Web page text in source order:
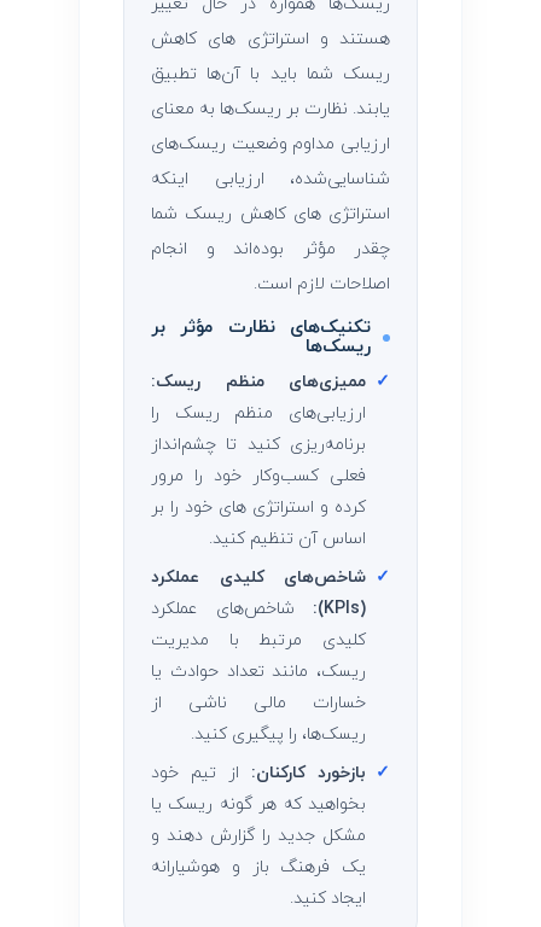
ریسک‌ها همواره در حال تغییر
هستند و استراتژی‌ های کاهش
ریسک شما باید با آن‌ها تطبیق
یابند. نظارت بر ریسک‌ها به معنای
ارزیابی مداوم وضعیت ریسک‌های
شناسایی‌شده، ارزیابی اینکه
استراتژی‌ های کاهش ریسک شما
چقدر مؤثر بوده‌اند و انجام
اصلاحات لازم است.
تکنیک‌های نظارت مؤثر بر
ریسک‌ها
✓ ممیزی‌های منظم ریسک:
ارزیابی‌های منظم ریسک را
برنامه‌ریزی کنید تا چشم‌انداز
فعلی کسب‌وکار خود را مرور
کرده و استراتژی‌ های خود را بر
اساس آن تنظیم کنید.
✓ شاخص‌های کلیدی عملکرد
(KPIs):
شاخص‌های عملکرد
کلیدی مرتبط با مدیریت
ریسک، مانند تعداد حوادث یا
خسارات مالی ناشی از
ریسک‌ها، را پیگیری کنید.
✓ بازخورد کارکنان: از تیم خود
بخواهید که هر گونه ریسک یا
مشکل جدید را گزارش دهند و
یک فرهنگ باز و هوشیارانه
ایجاد کنید.